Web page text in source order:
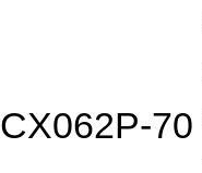
CX062P-70